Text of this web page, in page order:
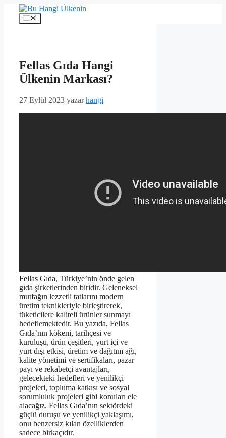
İçeriğe
Menü
Fellas Gıda Hangi
Ülkenin Markası?
27 Eylül 2023 yazarhangi
Fellas Gıda, Türkiye’nin önde gelen
gıda şirketlerinden biridir. Geleneksel
mutfağın lezzetli tatlarını modern
üretim teknikleriyle birleştirerek,
tüketicilere kaliteli ürünler sunmayı
hedeflemektedir. Bu yazıda, Fellas
Gıda’nın kökeni, tarihçesi ve
kuruluşu, ürün çeşitleri, yurt içi ve
yurt dışı etkisi, üretim ve dağıtım ağı,
kalite yönetimi ve sertifikaları, pazar
payı ve rekabetçi avantajları,
gelecekteki hedefleri ve yenilikçi
projeleri, topluma katkısı ve sosyal
sorumluluk projeleri gibi konuları ele
alacağız. Fellas Gıda’nın sektördeki
güçlü duruşu ve yenilikçi yaklaşımı,
onu benzersiz kılan özelliklerden
sadece birkaçıdır.